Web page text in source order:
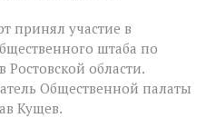
принял участие в
штаба по
области.
Общественной палаты
Кущев.